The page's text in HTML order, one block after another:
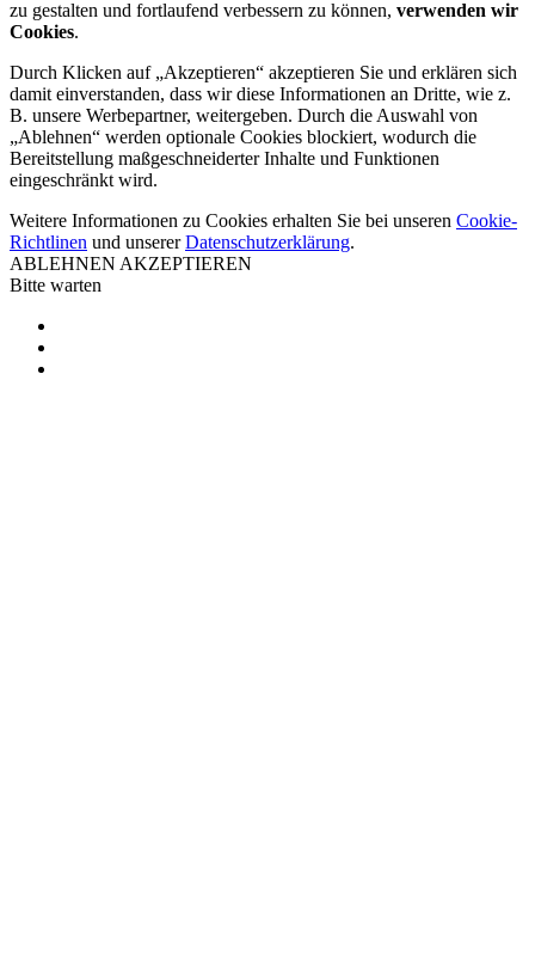
zu gestalten und fortlaufend verbessern zu können, verwenden wir
Cookies.
Durch Klicken auf „Akzeptieren“ akzeptieren Sie und erklären sich
damit einverstanden, dass wir diese Informationen an Dritte, wie z.
B. unsere Werbepartner, weitergeben. Durch die Auswahl von
„Ablehnen“ werden optionale Cookies blockiert, wodurch die
Bereitstellung maßgeschneiderter Inhalte und Funktionen
eingeschränkt wird.
Weitere Informationen zu Cookies erhalten Sie bei unseren Cookie-
Richtlinen und unsererDatenschutzerklärung.
ABLEHNEN AKZEPTIEREN
Bitte warten